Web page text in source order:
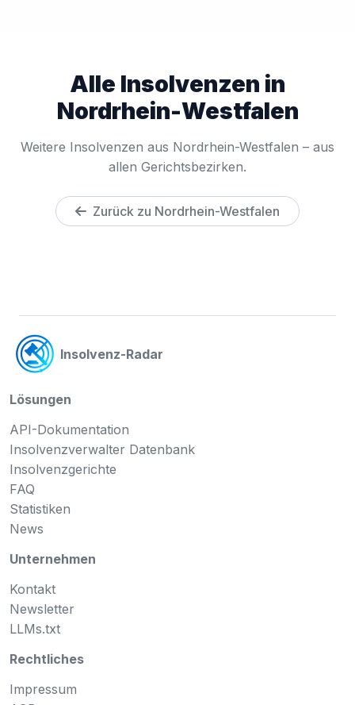
Alle Insolvenzen in
Nordrhein-Westfalen
Weitere Insolvenzen aus Nordrhein-Westfalen – aus
allen Gerichtsbezirken.
Zurück zu Nordrhein-Westfalen
Insolvenz-Radar
Lösungen
API-Dokumentation
Insolvenzverwalter Datenbank
Insolvenzgerichte
FAQ
Statistiken
News
Unternehmen
Kontakt
Newsletter
LLMs.txt
Rechtliches
Impressum